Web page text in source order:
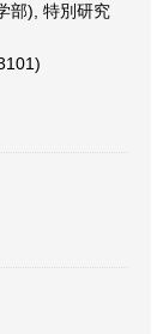
部), 特別研究